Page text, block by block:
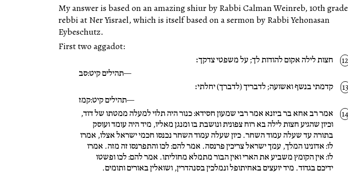
My answer is based on anamazing shiurby Rabbi Calman Weinreb, 10th grade
rebbi at Ner Yisrael, which is itself based on a sermon by Rabbi Yehonasan
Eybeschutz.
First two aggadot:
חצות לילה אקום להודות לך; על משפטי צדקך׃
תהילים קיט:סב
קדמתי בנשף ואשועה; לדבריך (לדברך) יחלתי׃
תהילים קיט:קמז
אמר רב אחא בר ביזנא אמר רבי שמעון חסידא: כנור היה תלוי למעלה ממטתו של דוד,
וכיון שהגיע חצות לילה בא רוח צפונית ונושבת בו ומנגן מאליו, מיד היה עומד ועוסק
בתורה עד שעלה עמוד השחר. כיון שעלה עמוד השחר נכנסו חכמי ישראל אצלו, אמרו
לו: אדונינו המלך, עמך ישראל צריכין פרנסה. אמר להם: לכו והתפרנסו זה מזה. אמרו
לו: אין הקומץ משביע את הארי ואין הבור מתמלא מחוליתו. אמר להם: לכו ופשטו
ידיכם בגדוד. מיד יועצים באחיתופל ונמלכין בסנהדרין, ושואלין באורים ותומים.